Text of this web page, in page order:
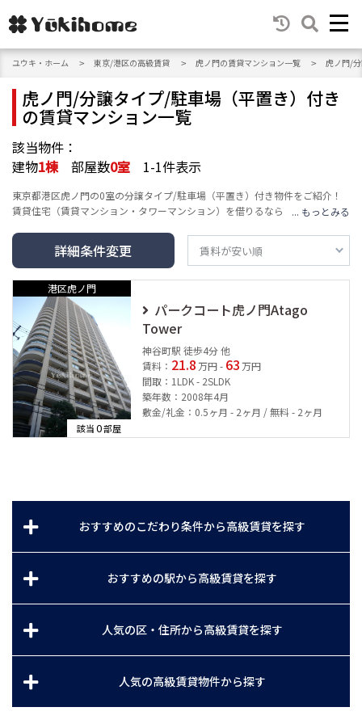
ユウキ・ホーム 東京/港区の高級賃貸 虎ノ門の賃貸マンション一覧 虎ノ門/
虎ノ門/分譲タイプ/駐車場（平置き）付き
の賃貸マンション一覧
該当物件：
建物1棟部屋数0室 1-1件表示
東京都港区虎ノ門の0室の分譲タイプ/駐車場（平置き）付き物件をご紹介！
賃貸住宅（賃貸マンション・タワーマンション）を借りるなら、地域密着の
な検索機能で、高級賃貸マンション情報をお届けし、あなたの賃貸情報探
し・お家探しをサポートします。
港区虎ノ門
該当0部屋
パークコート虎ノ門Atago
Tower
神谷町駅 徒歩4分 他
賃料： 21.8 万円 - 63 万円
間取：1LDK - 2SLDK
築年数：2008年4月
敷金/礼金：0.5ヶ月 - 2ヶ月 / 無料 - 2ヶ月
詳細条件変更
おすすめのこだわり条件から高級賃貸を探す
おすすめの駅から高級賃貸を探す
人気の区・住所から高級賃貸を探す
人気の高級賃貸物件から探す